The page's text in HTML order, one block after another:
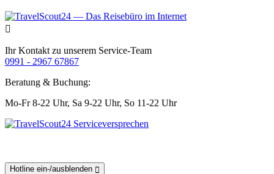
Ihr Kontakt zu unserem Service-Team
0991 - 2967 67867
Beratung & Buchung:
Mo-Fr 8-22 Uhr, Sa 9-22 Uhr, So 11-22 Uhr
Hotline ein-/ausblenden